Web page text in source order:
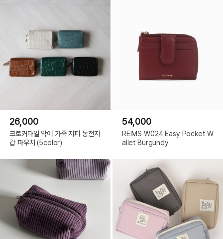
26,000
크로커다일 악어 가죽 지퍼 동전지
갑 파우치 (5color)
54,000
REIMS W024 Easy Pocket W
allet Burgundy